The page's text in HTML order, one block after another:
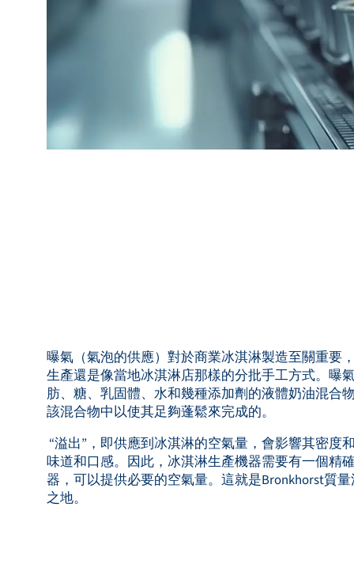
曝氣（氣泡的供應）對於商業冰淇淋製造至關重要
生產還是像當地冰淇淋店那樣的分批手工方式。曝
肪、糖、乳固體、水和幾種添加劑的液體奶油混合
該混合物中以使其足夠蓬鬆來完成的。
“溢出”，即供應到冰淇淋的空氣量，會影響其密度
味道和口感。因此，冰淇淋生產機器需要有一個精
器，可以提供必要的空氣量。這就是Bronkhorst質
之地。